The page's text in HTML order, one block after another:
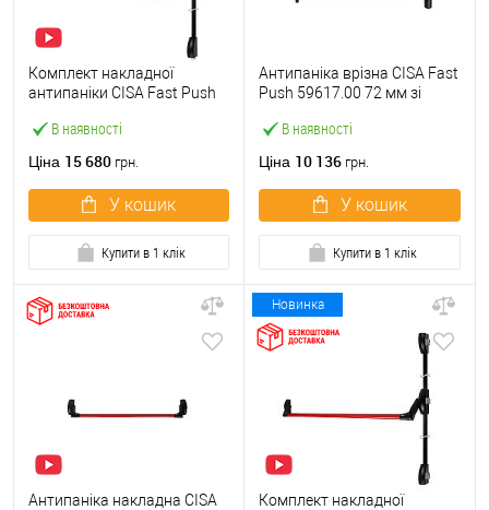
В наявності
Комплект накладної
антипаніки CISA Fast Push
точковий вверх-вниз
Ціна 15 680 грн.
У кошик
Купити в 1 клік
В наявності
Антипаніка врізна CISA Fast
Push 59617.00 72 мм зі
Ціна 10 136 грн.
У кошик
Купити в 1 клік
Антипаніка накладна CISA
Новинка
Комплект накладної